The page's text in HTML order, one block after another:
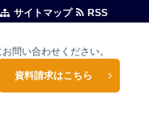
サイトマップ RSS
問い合わせください。
資料請求はこちら